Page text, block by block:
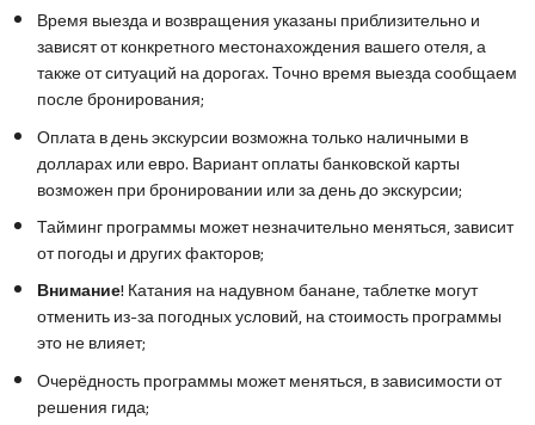
Время выезда и возвращения указаны приблизительно и
зависят от конкретного местонахождения вашего отеля, а
также от ситуаций на дорогах. Точно время выезда сообщаем
после бронирования;
Оплата в день экскурсии возможна только наличными в
долларах или евро. Вариант оплаты банковской карты
возможен при бронировании или за день до экскурсии;
Тайминг программы может незначительно меняться, зависит
от погоды и других факторов;
Внимание!Катания на надувном банане, таблетке могут
отменить из-за погодных условий, на стоимость программы
это не влияет;
Очерёдность программы может меняться, в зависимости от
решения гида;